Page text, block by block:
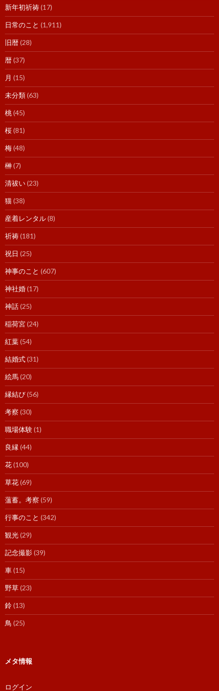
新年初祈祷(17)
日常のこと (1,911)
旧暦(28)
暦(37)
月 (15)
未分類(63)
桃(45)
桜(81)
梅(48)
榊(7)
清祓い(23)
猫(38)
産着レンタル(8)
祈祷(181)
祝日 (25)
神事のこと (607)
神社婚(17)
神話(25)
稲荷宮(24)
紅葉(54)
結婚式(31)
絵馬(20)
縁結び(56)
考察 (30)
職場体験(1)
良縁 (44)
花(100)
草花(69)
薀蓄。考察 (59)
行事のこと (342)
観光(29)
記念撮影(39)
車(15)
野草(23)
鈴(13)
鳥 (25)
メタ情報
ログイン